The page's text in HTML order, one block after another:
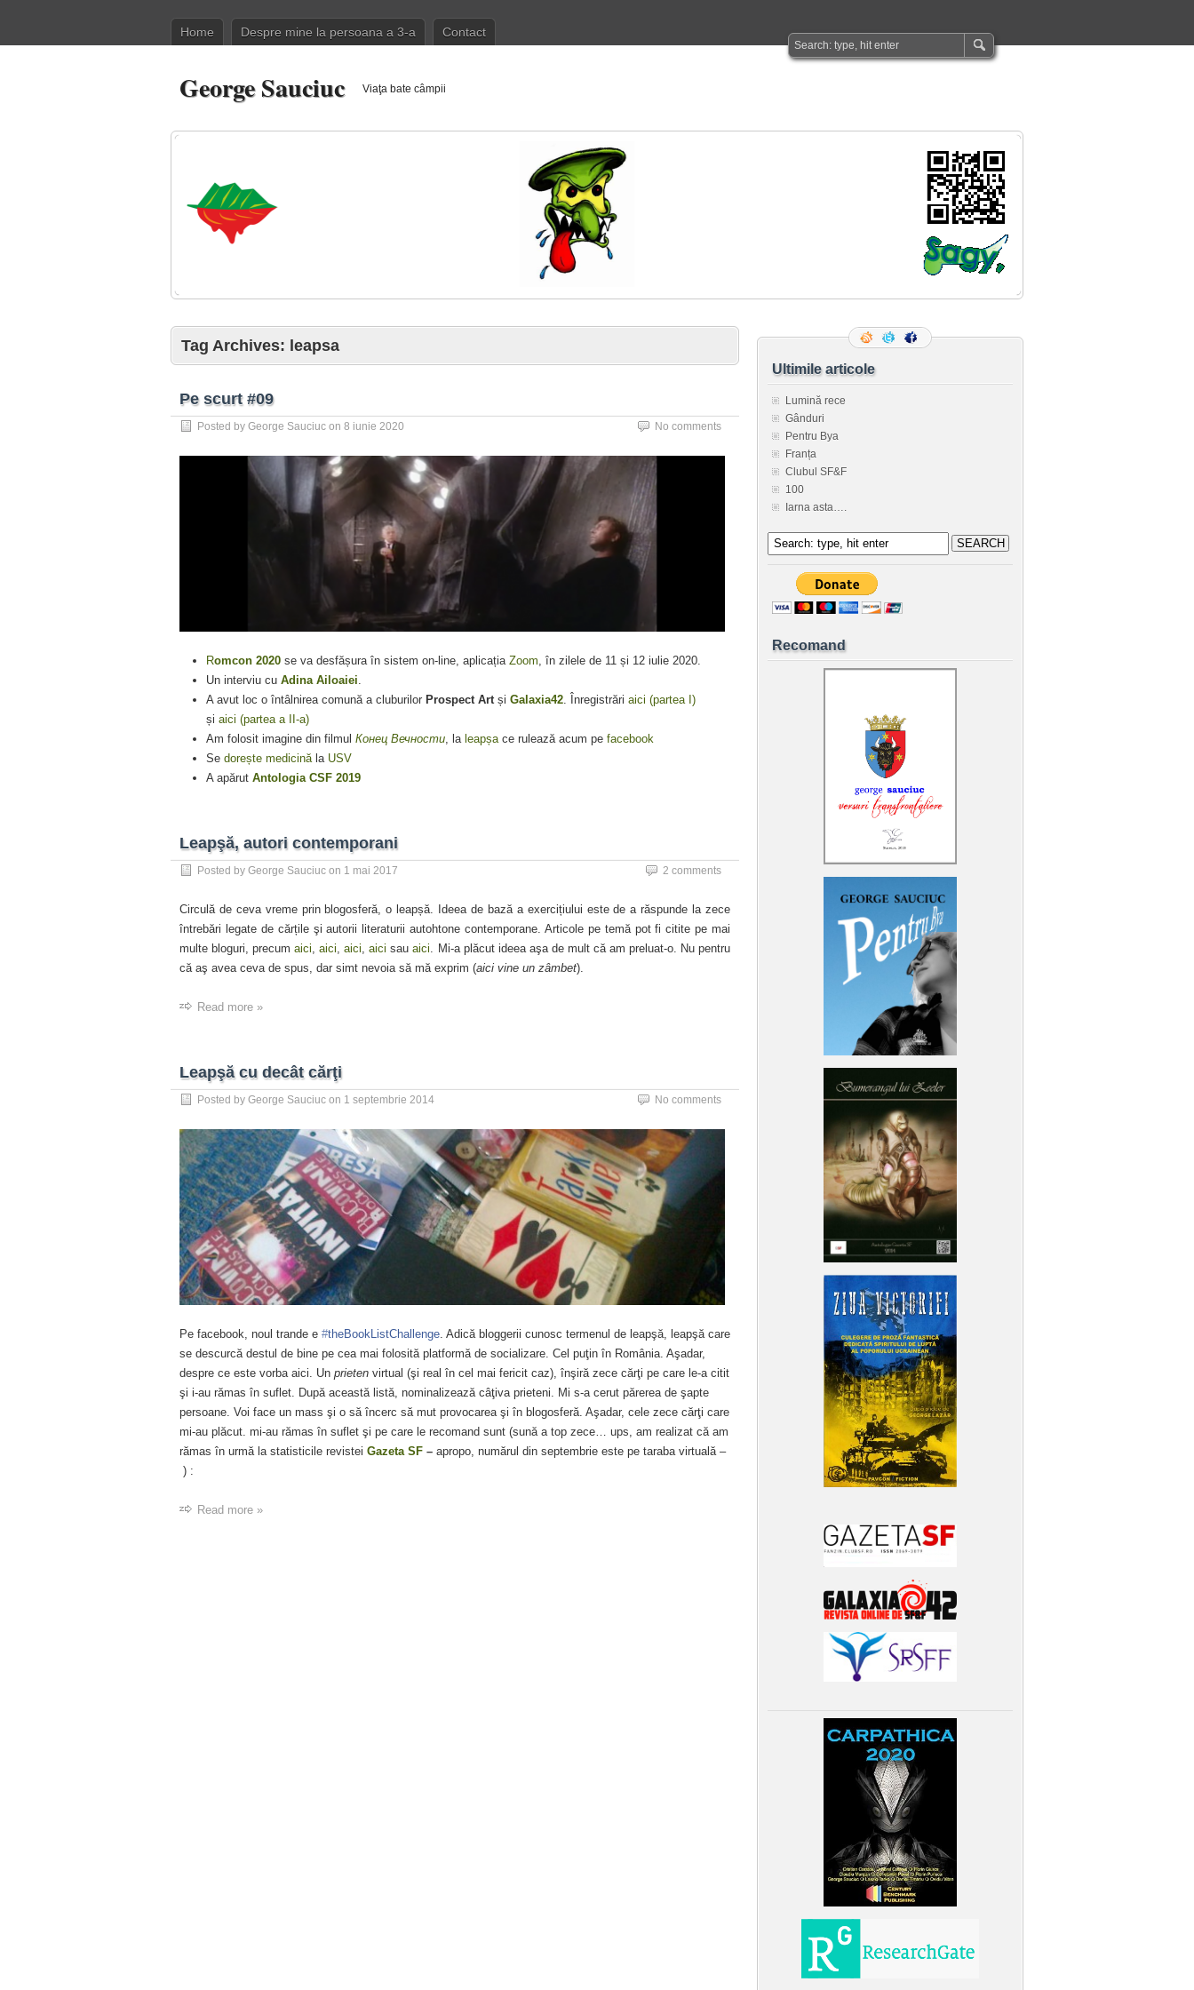
Home Despre mine la persoana a 3-a Contact
George Sauciuc Viaţa bate câmpii
Tag Archives: leapsa
Pe scurt #09
Posted by George Sauciuc on 8 iunie 2020 No comments
Romcon 2020 se va desfășura în sistem on-line, aplicația Zoom , în zilele de 11 și 12 iulie 2020.
Un interviu cu Adina Ailoaiei
A avut loc o întâlnirea comună a cluburilor Prospect Art și Galaxia42 . Înregistrări aici (partea I)
și aici (partea a II-a)
Am folosit imagine din filmul Конец Вечности , la leapșa ce rulează acum pe facebook
Se dorește medicină la USV
A apărut Antologia CSF 2019
Leapşă, autori contemporani
Posted by George Sauciuc on 1 mai 2017 2 comments
Circulă de ceva vreme prin blogosferă, o leapșă. Ideea de bază a exercițiului este de a răspunde la zece
întrebări legate de cărțile şi autorii literaturii autohtone contemporane. Articole pe temă pot fi citite pe mai
multe bloguri, precumaici ,aici ,aici ,aici sauaici . Mi-a plăcut ideea aşa de mult că am preluat-o. Nu pentru
că aş avea ceva de spus, dar simt nevoia să mă exprim (aici vine un zâmbet).
Read more »
Leapşă cu decât cărţi
Posted by George Sauciuc on 1 septembrie 2014 No comments
Pe facebook, noul trande e ‪#‎theBookListChallenge‬ . Adică bloggerii cunosc termenul de leapşă, leapşă care
se descurcă destul de bine pe cea mai folosită platformă de socializare. Cel puţin în România. Aşadar,
despre ce este vorba aici. Un prieten virtual (şi real în cel mai fericit caz), înşiră zece cărţi pe care le-a citit
şi i-au rămas în suflet. După această listă, nominalizează câţiva prieteni. Mi s-a cerut părerea de şapte
persoane. Voi face un mass şi o să încerc să mut provocarea şi în blogosferă. Aşadar, cele zece cărţi care
mi-au plăcut. mi-au rămas în suflet şi pe care le recomand sunt (sună a top zece… ups, am realizat că am
rămas în urmă la statisticile revistei Gazeta SF – apropo, numărul din septembrie este pe taraba virtuală –
) :
Read more »
Ultimile articole
Lumină rece
Gânduri
Pentru Bya
Franța
Clubul SF&F
100
Iarna asta….
Recomand